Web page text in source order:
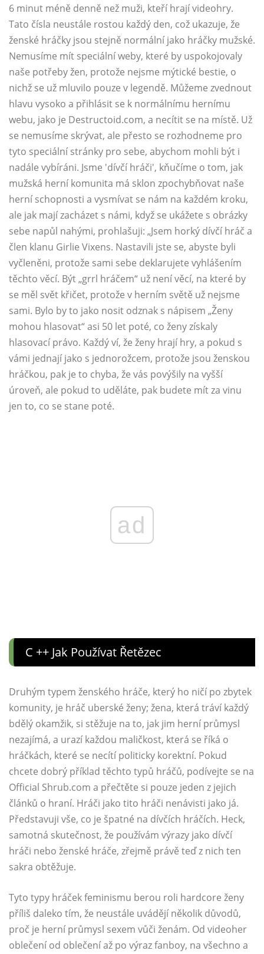
6 minut méně denně než muži, kteří hrají videohry.
Tato čísla neustále rostou každý den, což ukazuje, že
ženské hráčky jsou stejně normální jako hráčky mužské.
Nemusíme mít speciální weby, které by uspokojovaly
naše potřeby žen, protože nejsme mýtické bestie, o
nichž se už mluvilo pouze v legendě. Můžeme zvednout
hlavu vysoko a přihlásit se k normálnímu hernímu
webu, jako je Destructoid.com, a necítit se na místě. Už
se nemusíme skrývat, ale přesto se rozhodneme pro
tyto speciální stránky pro sebe, abychom mohli být i
nadále vybíráni. Jsme 'dívčí hráči', kňučíme o tom, jak
mužská herní komunita má sklon zpochybňovat naše
herní schopnosti a vysmívat se nám na každém kroku,
ale jak mají zacházet s námi, když se ukážete s obrázky
sebe napůl nahými, prohlašuji: „Jsem horký dívčí hráč a
člen klanu Girlie Vixens. Nastavili jste se, abyste byli
vyčleněni, protože sami sebe deklarujete vyhlášením
těchto věcí. Být „grrl hráčem“ už není věcí, na které by
se měl svět křičet, protože v herním světě už nejsme
sami. Bylo by to jako nosit odznak s nápisem „Ženy
mohou hlasovat“ asi 50 let poté, co ženy získaly
hlasovací právo. Každý ví, že ženy hrají hry, a pokud s
vámi jednají jako s jednorožcem, protože jsou ženskou
hráčkou, pak je to chyba, že vás povýšily na vyšší
úroveň, ale pokud to uděláte, pak budete mít za vinu
jen to, co se stane poté.
ad
C ++ Jak Používat Řetězec
Druhým typem ženského hráče, který ho ničí po zbytek
komunity, je hráč uberské ženy; žena, která tráví každý
bdělý okamžik, si stěžuje na to, jak jim herní průmysl
nezajímá, a urazí každou maličkost, která se říká o
hráčkách, které se necítí politicky korektní. Pokud
chcete dobrý příklad těchto typů hráčů, podívejte se na
Official Shrub.com a přečtěte si pouze jeden z jejich
článků o hraní. Hráči jako tito hráči nenávisti jako já.
Představuji vše, co je špatné na dívčích hráčích. Heck,
samotná skutečnost, že používám výrazy jako dívčí
hráči nebo ženské hráče, zřejmě právě teď z nich ten
sakra obtěžuje.
Tyto typy hráček feminismu berou roli hardcore ženy
příliš daleko tím, že neustále uvádějí několik důvodů,
proč je herní průmysl sexem vůči ženám. Od videoher
oblečení od oblečení až po výraz fanboy, na všechno a